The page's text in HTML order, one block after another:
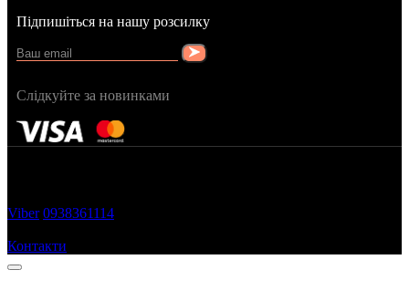
Підпишіться на нашу розсилку
Слідкуйте за новинками
Viber 0938361114
Контакти